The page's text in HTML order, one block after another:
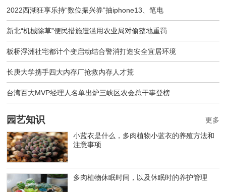
2022西湖狂享乐持“数位振兴券”抽iphone13、笔电
新北“机械除草”便民措施遭滥用农业局对偷整地重罚
板桥浮洲社宅都计个变启动结合警消打造安全宜居环境
长庚大学携手四大内存厂抢救内存人才荒
台湾百大MVP经理人名单出炉三峡区农会总干事登榜
园艺知识
小蓝衣是什么，多肉植物小蓝衣的养殖方法和
注意事项
多肉植物休眠时间，以及休眠时的养护管理
更多